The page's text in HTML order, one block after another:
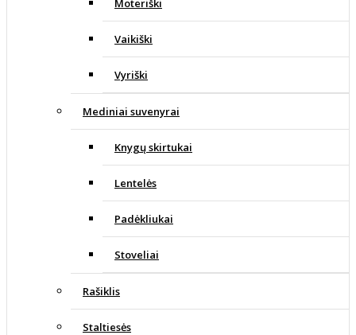
Moteriški
Vaikiški
Vyriški
Mediniai suvenyrai
Knygų skirtukai
Lentelės
Padėkliukai
Stoveliai
Rašiklis
Staltiesės